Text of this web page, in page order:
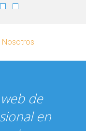
Nosotros
teniendo